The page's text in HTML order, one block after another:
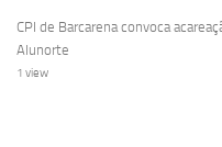
CPI de Barcarena convoca
Alunorte
1 view